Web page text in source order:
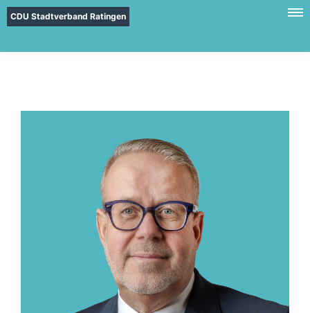
CDU Stadtverband Ratingen